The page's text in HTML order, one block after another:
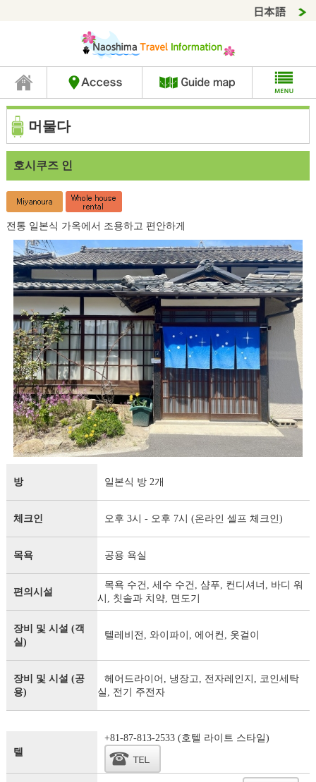
머물다
호시쿠즈 인
전통 일본식 가옥에서 조용하고 편안하게
방 일본식 방 2개
체크인 오후 3시 - 오후 7시 (온라인 셀프 체크인)
목욕 공용 욕실
편의시설
목욕 수건, 세수 수건, 샴푸, 컨디셔너, 바디 워
시, 칫솔과 치약, 면도기
장비 및 시설 (객
실)
텔레비전, 와이파이, 에어컨, 옷걸이
장비 및 시설 (공
용)
헤어드라이어, 냉장고, 전자레인지, 코인세탁
실, 전기 주전자
텔
+81-87-813-2533 (호텔 라이트 스타일)